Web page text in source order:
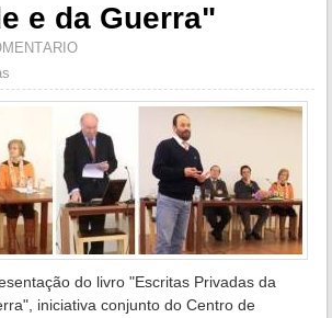
e da Guerra"
do livro "Escritas Privadas da
iniciativa conjunto do Centro de